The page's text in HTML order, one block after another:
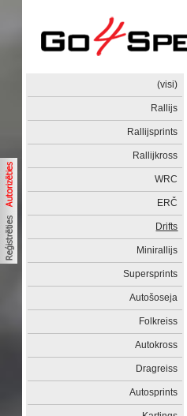
(visi)
Rallijs
Rallijsprints
Rallijkross
WRC
ERČ
Drifts
Minirallijs
Supersprints
Autošoseja
Folkreiss
Autokross
Dragreiss
Autosprints